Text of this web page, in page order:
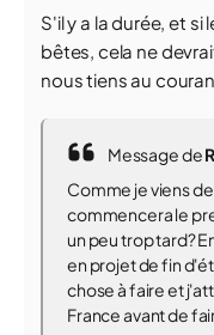
S'il y a la durée, et
bêtes, cela ne
nous tiens au
Message de
Comme je viens
commencera le
un peu trop tard?
en projet de fin
chose à faire et
France avant de